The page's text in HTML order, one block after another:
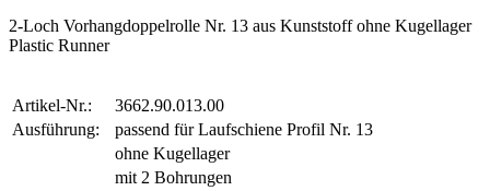
2-Loch Vorhangdoppelrolle Nr. 13 aus Kunststoff ohne Kugellager
Plastic Runner
Artikel-Nr.:
3662.90.013.00
Ausführung:
passend für Laufschiene Profil Nr. 13
ohne Kugellager
mit 2 Bohrungen